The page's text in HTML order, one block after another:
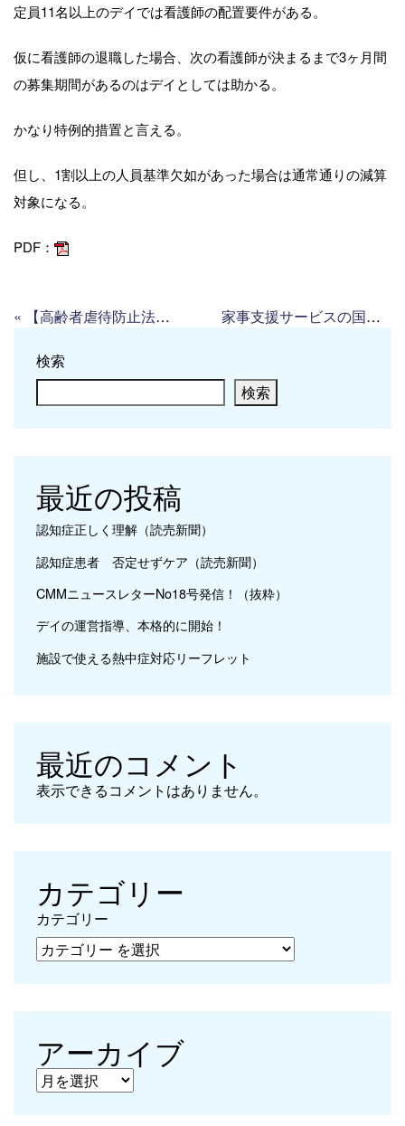
定員11名以上のデイでは看護師の配置要件がある。
仮に看護師の退職した場合、次の看護師が決まるまで3ヶ月間
の募集期間があるのはデイとしては助かる。
かなり特例的措置と言える。
但し、1割以上の人員基準欠如があった場合は通常通りの減算
対象になる。
PDF：
« 【高齢者虐待防止法】道半ば（読売新聞） 家事支援サービスの国家資格創立へ
検索
検索
最近の投稿
認知症正しく理解（読売新聞）
認知症患者 否定せずケア（読売新聞）
CMMニュースレターNo18号発信！（抜粋）
デイの運営指導、本格的に開始！
施設で使える熱中症対応リーフレット
最近のコメント
表示できるコメントはありません。
カテゴリー
カテゴリー
アーカイブ
アーカイブ